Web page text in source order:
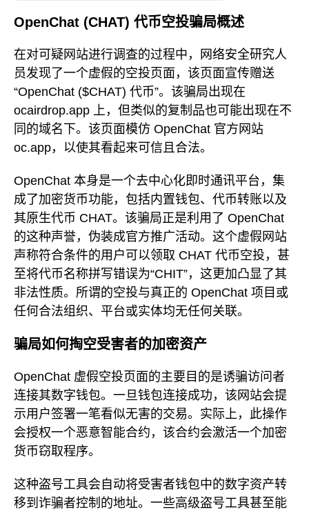
OpenChat (CHAT) 代币空投骗局概述
在对可疑网站进行调查的过程中，网络安全研究人
员发现了一个虚假的空投页面，该页面宣传赠送
“OpenChat ($CHAT) 代币”。该骗局出现在
ocairdrop.app 上，但类似的复制品也可能出现在不
同的域名下。该页面模仿 OpenChat 官方网站
oc.app，以使其看起来可信且合法。
OpenChat 本身是一个去中心化即时通讯平台，集
成了加密货币功能，包括内置钱包、代币转账以及
其原生代币 CHAT。该骗局正是利用了 OpenChat
的这种声誉，伪装成官方推广活动。这个虚假网站
声称符合条件的用户可以领取 CHAT 代币空投，甚
至将代币名称拼写错误为“CHIT”，这更加凸显了其
非法性质。所谓的空投与真正的 OpenChat 项目或
任何合法组织、平台或实体均无任何关联。
骗局如何掏空受害者的加密资产
OpenChat 虚假空投页面的主要目的是诱骗访问者
连接其数字钱包。一旦钱包连接成功，该网站会提
示用户签署一笔看似无害的交易。实际上，此操作
会授权一个恶意智能合约，该合约会激活一个加密
货币窃取程序。
这种盗号工具会自动将受害者钱包中的数字资产转
移到诈骗者控制的地址。一些高级盗号工具甚至能